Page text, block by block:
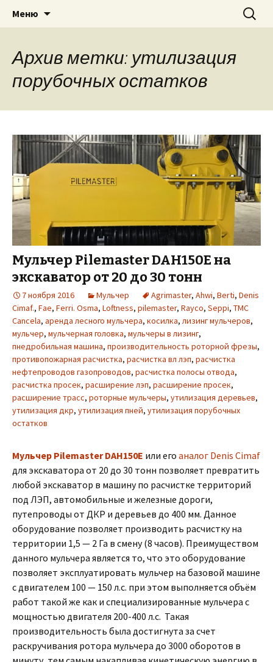
«PILEMASTER» Навесное
оборудование
Для экскаватора: гидробур, землесос,
сваерезка, вибротрамбовка,
стенорезная машина
Меню Найти:
Архив метки: утилизация
порубочных остатков
Мульчер Pilemaster DAH150E на
экскаватор от 20 до 30 тонн
7 ноября 2016 Мульчер Agrimaster, Ahwi, Berti, Denis
Cimaf., Fae, Ferri. Osma, Loftness, pilemaster, Rayco, Seppi, TMC
Cancela, аренда лесного мульчера, косилка, лизинг мульчеров,
мульчер, мульчерная головка, мульчеры в лизинг,
пнедробильная машина, производительность роторной фрезы,
противопожарная расчистка, расчистка вл лэп, расчистка
нефтепроводов газопроводов, расчистка полосы отвода,
расчистка просек, расширение лэп, расширение просек,
расширение трасс, роторные мульчеры, утилизация деревьев,
утилизация дкр, утилизация пней, утилизация порубочных
остатков
Мульчер Pilemaster DAH150E или его аналог Denis Cimaf
для экскаватора от 20 до 30 тонн позволяет превратить
любой экскаватор в машину по расчистке территорий
под ЛЭП, автомобильные и железные дороги,
путепроводы от ДКР и деревьев до 400 мм. Данное
оборудование позволяет производить расчистку на
территории 1,5 — 2 Га в смену (8 часов). Преимуществом
данного мульчера является то, что это оборудование
позволяет эксплуатировать мульчер на базовой машине
с двигателем 100 — 150 л.с. при этом выполняется объём
работ такой же как и специализированные мульчера с
мощностью двигателя 200-400 л.с. Такая
производительность была достигнута за счет
раскручивания ротора мульчера до 3000 оборотов в